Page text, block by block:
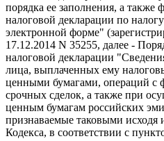
порядка ее заполнения, а также
налоговой декларации по
электронной форме"
17.12.2014 N 35255, далее -
налоговой декларации
лица, выплаченных ему
ценными бумагами, операций с
срочных сделок, а также при
ценным бумагам российских
признаваемые таковыми исходя
Кодекса, в соответствии с